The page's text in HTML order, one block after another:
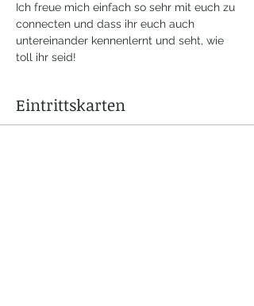
Ich freue mich einfach so sehr mit euch zu
connecten und dass ihr euch auch
untereinander kennenlernt und seht, wie
toll ihr seid!
Eintrittskarten